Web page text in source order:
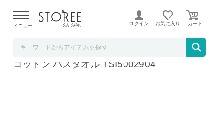
よる配送遅延が発生しております。
メニュー ログイン お気に入り
今治タオル 今治 アメリカンシーアイランド
コットン バスタオル TSI5002904